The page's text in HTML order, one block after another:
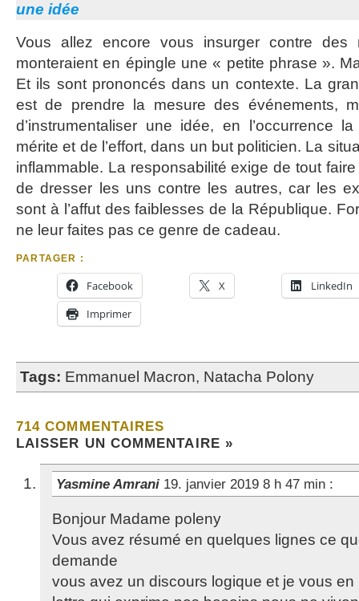
une idée
Vous allez encore vous insurger contre des
monteraient en épingle une « petite phrase ».
Et ils sont prononcés dans un contexte. La
est de prendre la mesure des événements,
d’instrumentaliser une idée, en l’occurrence
mérite et de l’effort, dans un but politicien. La
inflammable. La responsabilité exige de tout
de dresser les uns contre les autres, car les
sont à l’affut des faiblesses de la République.
ne leur faites pas ce genre de cadeau.
PARTAGER :
Facebook X
LinkedIn
Imprimer
Tags: Emmanuel Macron, Natacha Polony
714 COMMENTAIRES
LAISSER UN COMMENTAIRE »
Yasmine Amrani 19. janvier 2019 8 h 47 min :
Bonjour Madame poleny
Vous avez résumé en quelques lignes ce
demande
vous avez un discours logique et je vous en